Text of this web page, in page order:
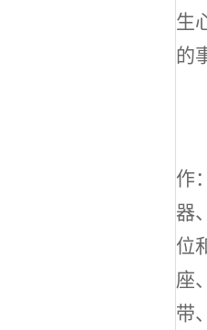
生
的
作：
器
位
座
带